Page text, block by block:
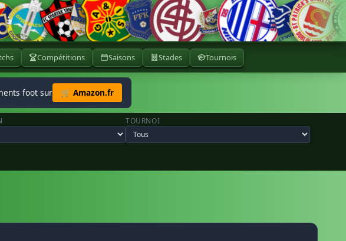
Compétitions Saisons Stades Tournois
foot sur 🛒 Amazon.fr
TOURNOI